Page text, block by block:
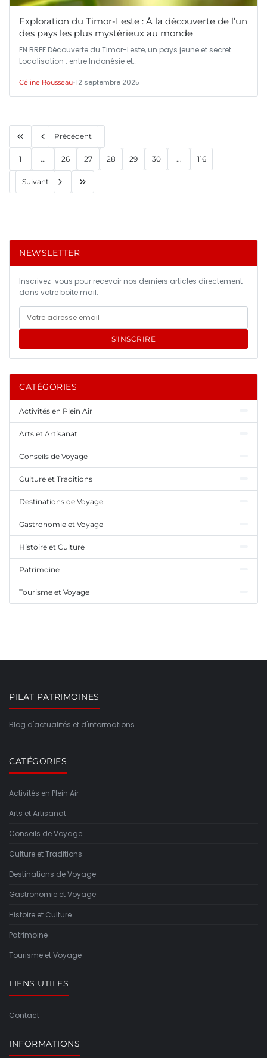
Exploration du Timor-Leste : À la découverte de l’un
des pays les plus mystérieux au monde
EN BREF Découverte du Timor-Leste, un pays jeune et secret.
Localisation : entre Indonésie et…
Céline Rousseau•12 septembre 2025
Précédent
1 ... 26 27 28 29 30 ... 116
Suivant
NEWSLETTER
Inscrivez-vous pour recevoir nos derniers articles directement
dans votre boîte mail.
S'INSCRIRE
CATÉGORIES
Activités en Plein Air
Arts et Artisanat
Conseils de Voyage
Culture et Traditions
Destinations de Voyage
Gastronomie et Voyage
Histoire et Culture
Patrimoine
Tourisme et Voyage
PILAT PATRIMOINES
Blog d'actualités et d'informations
CATÉGORIES
Activités en Plein Air
Arts et Artisanat
Conseils de Voyage
Culture et Traditions
Destinations de Voyage
Gastronomie et Voyage
Histoire et Culture
Patrimoine
Tourisme et Voyage
LIENS UTILES
Contact
INFORMATIONS